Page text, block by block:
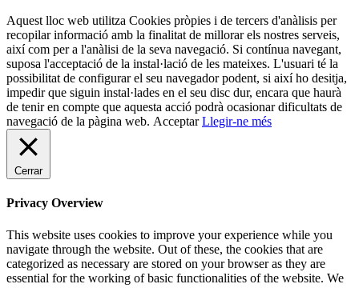
Aquest lloc web utilitza Cookies pròpies i de tercers d'anàlisis per
recopilar informació amb la finalitat de millorar els nostres serveis,
així com per a l'anàlisi de la seva navegació. Si contínua navegant,
suposa l'acceptació de la instal·lació de les mateixes. L'usuari té la
possibilitat de configurar el seu navegador podent, si així ho desitja,
impedir que siguin instal·lades en el seu disc dur, encara que haurà
de tenir en compte que aquesta acció podrà ocasionar dificultats de
navegació de la pàgina web. Acceptar Llegir-ne més
Cerrar
Privacy Overview
This website uses cookies to improve your experience while you
navigate through the website. Out of these, the cookies that are
categorized as necessary are stored on your browser as they are
essential for the working of basic functionalities of the website. We